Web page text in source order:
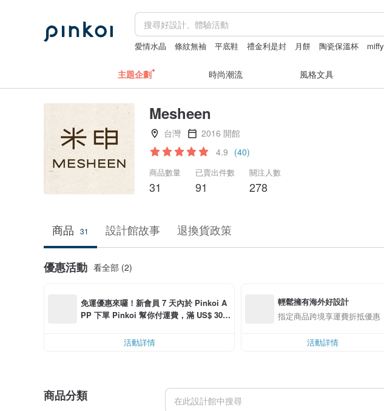
愛情水晶 條紋無袖 平底鞋 禮金利是封 月餅 陶瓷保溫杯 miffy
主題企劃 時尚潮流 風格文具
Mesheen
台灣
2016 開館
4.9 (40)
商品數量
31
已賣出件數
91
關注人數
278
商品 31 設計館故事 退換貨政策
優惠活動 看全部 (2)
免運優惠來囉！新會員 7 天內於 Pinkoi A
PP 下單 Pinkoi 幫你付運費，滿 US$ 30.0
活動詳情
輕鬆擁有海外好設計
指定商品跨境享運費折抵優惠
活動詳情
商品分類